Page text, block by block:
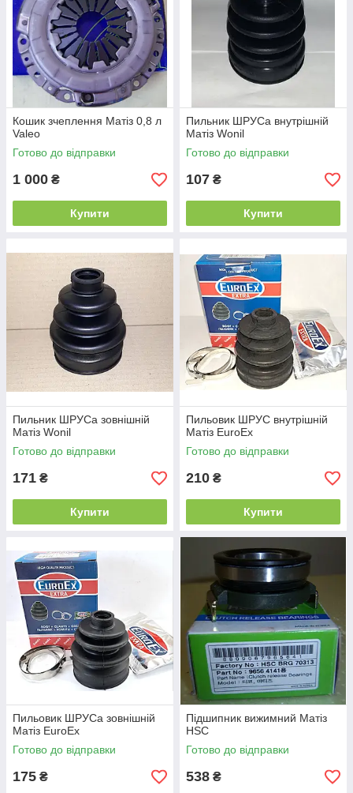
Кошик зчеплення Матіз 0,8 л
Valeo
Готово до відправки
1 000 ₴
Купити
Пильник ШРУСа внутрішній
Матіз Wonil
Готово до відправки
107 ₴
Купити
Пильник ШРУСа зовнішній
Матіз Wonil
Готово до відправки
171 ₴
Купити
Пильовик ШРУС внутрішній
Матіз EuroEx
Готово до відправки
210 ₴
Купити
Пильовик ШРУСа зовнішній
Матіз EuroEx
Готово до відправки
175 ₴
Підшипник вижимний Матіз
HSC
Готово до відправки
538 ₴